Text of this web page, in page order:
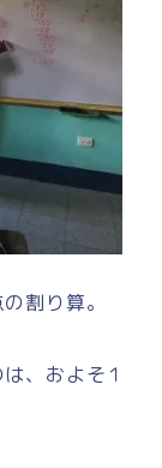
割り算。
、およそ１